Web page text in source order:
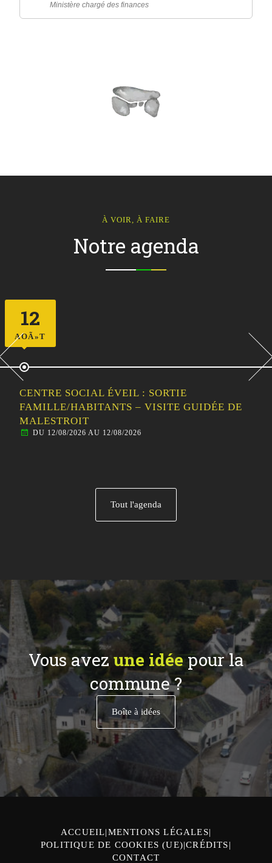
Ministère chargé des finances
À VOIR, À FAIRE
Notre agenda
12
AOÃ»T
CENTRE SOCIAL ÉVEIL : SORTIE
FAMILLE/HABITANTS – VISITE GUIDÉE DE
MALESTROIT
DU 12/08/2026 AU 12/08/2026
Tout l'agenda
Vous avezune idéepour la
commune ?
Boîte à idées
ACCUEIL MENTIONS LÉGALES
POLITIQUE DE COOKIES (UE) CRÉDITS
CONTACT